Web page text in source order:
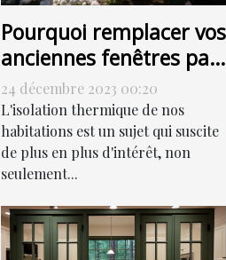
Pourquoi remplacer vos
anciennes fenêtres par
des fenêtres PVC peut
contribuer à la
réduction de votre
facture énergétique
24 décembre 2023 00:20
L'isolation thermique de nos
habitations est un sujet qui suscite
de plus en plus d'intérêt, non
seulement...